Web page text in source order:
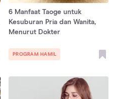
6 Manfaat Taoge untuk
Kesuburan Pria dan Wanita,
Menurut Dokter
PROGRAM HAMIL